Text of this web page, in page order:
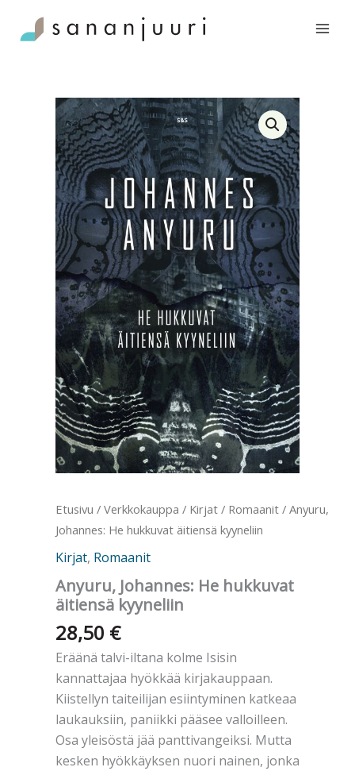
sisältöön
Etusivu / Verkkokauppa / Kirjat / Romaanit / Anyuru,
Johannes: He hukkuvat äitiensä kyyneliin
Kirjat, Romaanit
Anyuru, Johannes: He hukkuvat
äitiensä kyyneliin
28,50 €
Eräänä talvi-iltana kolme Isisin
kannattajaa hyökkää kirjakauppaan.
Kiistellyn taiteilijan esiintyminen katkeaa
laukauksiin, paniikki pääsee valloilleen.
Osa yleisöstä jää panttivangeiksi. Mutta
kesken hyökkäyksen nuori nainen, jonka
hukkuvat
äitiensä